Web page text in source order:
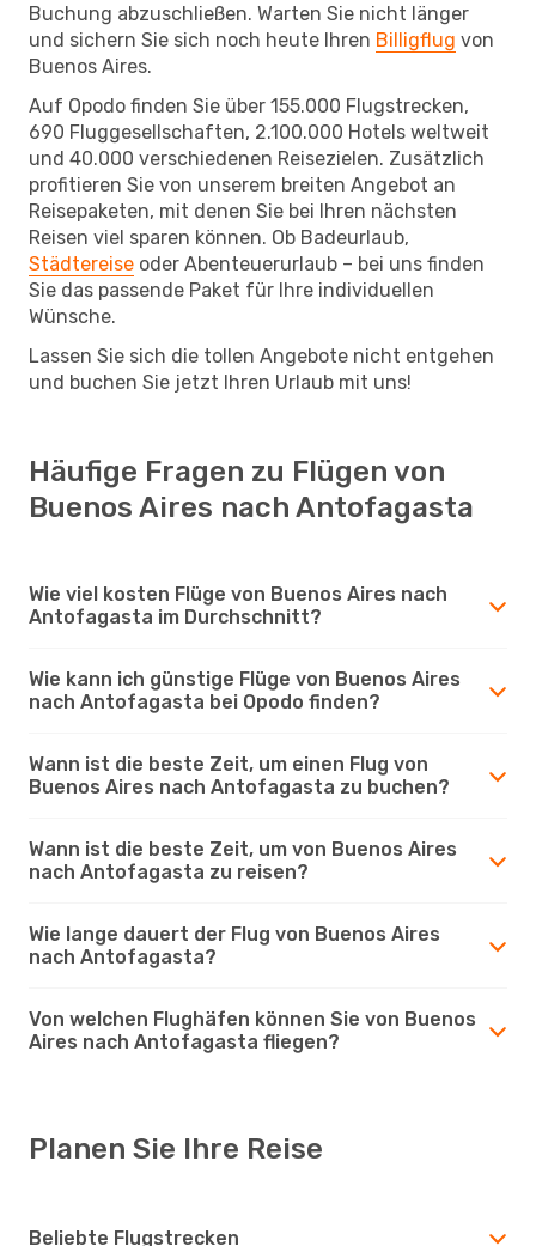
Buchung abzuschließen. Warten Sie nicht länger
und sichern Sie sich noch heute Ihren Billigflug von
Buenos Aires.
Auf Opodo finden Sie über 155.000 Flugstrecken,
690 Fluggesellschaften, 2.100.000 Hotels weltweit
und 40.000 verschiedenen Reisezielen. Zusätzlich
profitieren Sie von unserem breiten Angebot an
Reisepaketen, mit denen Sie bei Ihren nächsten
Reisen viel sparen können. Ob Badeurlaub,
Städtereise oder Abenteuerurlaub – bei uns finden
Sie das passende Paket für Ihre individuellen
Wünsche.
Lassen Sie sich die tollen Angebote nicht entgehen
und buchen Sie jetzt Ihren Urlaub mit uns!
Häufige Fragen zu Flügen von
Buenos Aires nach Antofagasta
Wie viel kosten Flüge von Buenos Aires nach
Antofagasta im Durchschnitt?
Wie kann ich günstige Flüge von Buenos Aires
nach Antofagasta bei Opodo finden?
Wann ist die beste Zeit, um einen Flug von
Buenos Aires nach Antofagasta zu buchen?
Wann ist die beste Zeit, um von Buenos Aires
nach Antofagasta zu reisen?
Wie lange dauert der Flug von Buenos Aires
nach Antofagasta?
Von welchen Flughäfen können Sie von Buenos
Aires nach Antofagasta fliegen?
Planen Sie Ihre Reise
Beliebte Flugstrecken